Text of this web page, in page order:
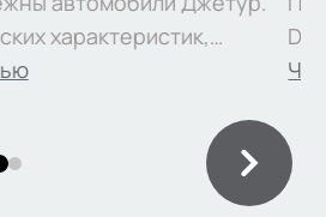
характеристик,
опыта